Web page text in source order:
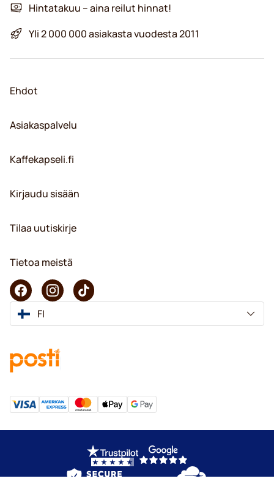
Hintatakuu – aina reilut hinnat!
Yli 2 000 000 asiakasta vuodesta 2011
Ehdot
Asiakaspalvelu
Kaffekapseli.fi
Kirjaudu sisään
Tilaa uutiskirje
Tietoa meistä
FI